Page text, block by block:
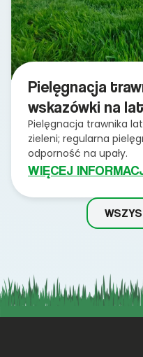
Pielęgnacja
wskazówki na
Pielęgnacja trawnika
zieleni; regularna
odporność na upały.
WIĘCEJ